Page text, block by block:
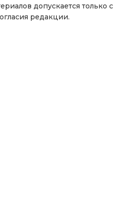
допускается только с
редакции.